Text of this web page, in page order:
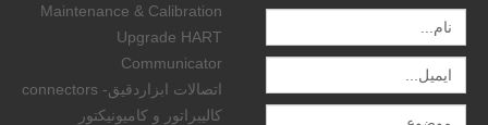
Maintenance & Calibration
Upgrade HART
Communicator
اتصالات ابزاردقیق- connectors
کالیبراتور و کامیونیکتور